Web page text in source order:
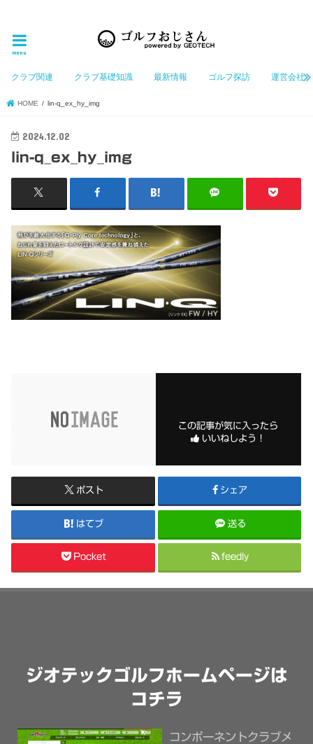
menu
クラブ関連 クラブ基礎知識 最新情報 ゴルフ探訪 運営会社
HOME lin-q_ex_hy_img
2024.12.02
lin-q_ex_hy_img
この記事が気に入ったら
いいねしよう！
ポスト シェア
はてブ 送る
Pocket feedly
ジオテックゴルフホームページは
コチラ
コンポーネントクラブメ